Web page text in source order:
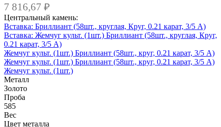
7 816,67 ₽
Центральный камень:
Вставка: Бриллиант (58шт., круглая, Круг, 0.21 карат, 3/5 A)
Вставка: Жемчуг культ. (1шт.) Бриллиант (58шт., круглая, Круг,
0.21 карат, 3/5 A)
Жемчуг культ. (1шт.) Бриллиант (58шт., круг, 0.21 карат, 3/5 A)
Жемчуг культ. (1шт.) Бриллиант (58шт., круг, 0.21 карат, 3/5 А)
Жемчуг культ. (1шт.)
Металл
Золото
Проба
585
Вес
Цвет металла